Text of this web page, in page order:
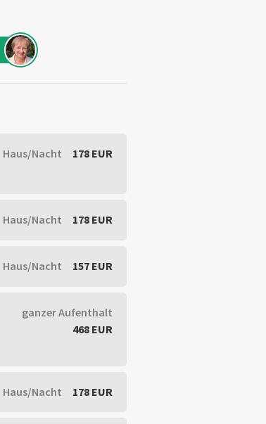
Haus/Nacht
178 EUR
Haus/Nacht 178 EUR
Haus/Nacht 157 EUR
ganzer Aufenthalt
468 EUR
Haus/Nacht 178 EUR